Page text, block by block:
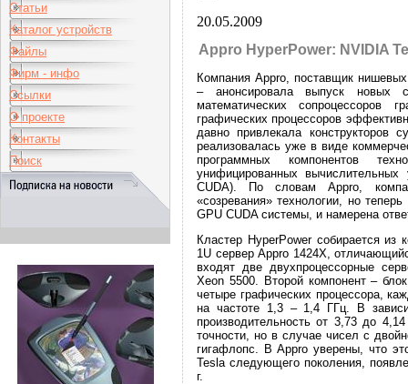
Статьи
Каталог устройств
Файлы
Фирм - инфо
Ссылки
О проекте
Контакты
Поиск
20.05.2009
Appro HyperPower: NVIDIA
Компания Appro, поставщик
– анонсировала выпуск новых
математических сопроцессоров
графических процессоров
давно привлекала конструкторов
реализовалась уже в виде
программных компонентов
унифицированных
CUDA). По словам Appro,
«созревания» технологии, но
GPU CUDA системы, и намерена
Кластер HyperPower собирается из
1U сервер Appro 1424X,
входят две двухпроцессорные
Xeon 5500. Второй компонент –
четыре графических процессора,
на частоте 1,3 – 1,4 ГГц. В
производительность от 3,73 до
точности, но в случае чисел с
гигафлопс. В Appro уверены, что
Tesla следующего поколения,
г.